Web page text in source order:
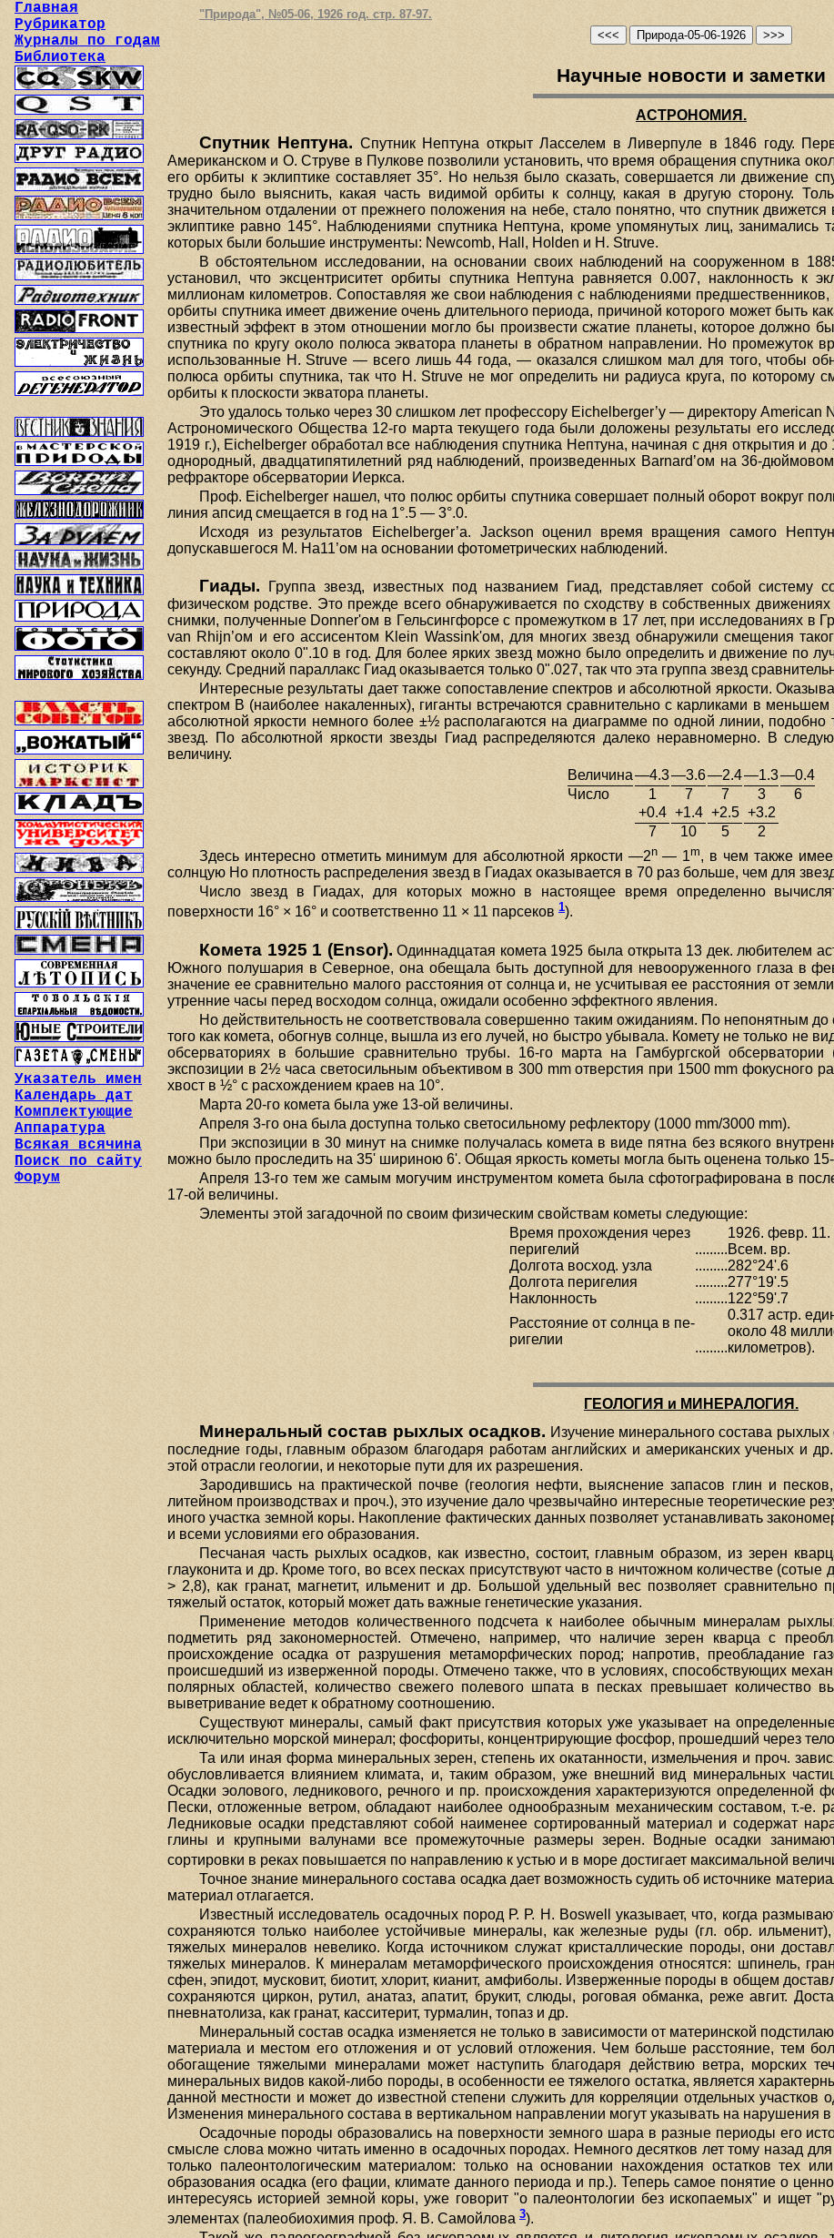
Главная
Рубрикатор
Журналы по годам
Библиотека
Указатель имен
Календарь дат
Комплектующие
Аппаратура
Всякая всячина
Поиск по сайту
Форум
"Природа", №05-06, 1926 год. стр. 87-97.
Научные новости и заметки
АСТРОНОМИЯ.
Спутник Нептуна. Спутник Нептуна открыт Ласселем в Ливерпуле в 1846 году.
Американском и О. Струве в Пулкове позволили установить, что время обращения спутника
его орбиты к эклиптике составляет 35°. Но нельзя было сказать, совершается ли движение
трудно было выяснить, какая часть видимой орбиты к солнцу, какая в другую сторону.
значительном отдалении от прежнего положения на небе, стало понятно, что спутник
эклиптике равно 145°. Наблюдениями спутника Нептуна, кроме упомянутых лиц,
которых были большие инструменты: Newcomb, Hall, Holden и Н. Struve.
В обстоятельном исследовании, на основании своих наблюдений на сооруженном в
установил, что эксцентриситет орбиты спутника Нептуна равняется 0.007, наклонность к
миллионам километров. Сопоставляя же свои наблюдения с наблюдениями предшественников,
орбиты спутника имеет движение очень длительного периода, причиной которого может быть
известный эффект в этом отношении могло бы произвести сжатие планеты, которое должно
спутника по кругу около полюса экватора планеты в обратном направлении. Но промежуток
использованные Н. Struve — всего лишь 44 года, — оказался слишком мал для того, чтобы
полюса орбиты спутника, так что Н. Struve не мог определить ни радиуса круга, по которому
орбиты к плоскости экватора планеты.
Это удалось только через 30 слишком лет профессору Eichelberger’y — директору American
Астрономического Общества 12-го марта текущего года были доложены результаты его
1919 г.), Eichelberger обработал все наблюдения спутника Нептуна, начиная с дня открытия и
однородный, двадцатипятилетний ряд наблюдений, произведенных Barnard’oм на 36-
рефракторе обсерватории Иеркса.
Проф. Eichelberger нашел, что полюс орбиты спутника совершает полный оборот вокруг
линия апсид смещается в год на 1°.5 — 3°.0.
Исходя из результатов Eichelberger’a. Jackson оценил время вращения самого
допускавшегося М. На11’ом на основании фотометрических наблюдений.
Гиады. Группа звезд, известных под названием Гиад, представляет собой систему
физическом родстве. Это прежде всего обнаруживается по сходству в собственных
снимки, полученные Donner'oм в Гельсингфорсе с промежутком в 17 лет, при исследованиях в
van Rhijn’oм и его ассисентом Klein Wassink'oм, для многих звезд обнаружили смещения
составляют около 0".10 в год. Для более ярких звезд можно было определить и движение по
секунду. Средний параллакс Гиад оказывается только 0".027, так что эта группа звезд
Интересные результаты дает также сопоставление спектров и абсолютной яркости.
спектром В (наиболее накаленных), гиганты встречаются сравнительно с карликами в
абсолютной яркости немного более ±½ располагаются на диаграмме по одной линии,
звезд. По абсолютной яркости звезды Гиад распределяются далеко неравномерно. В
величину.
Величина—4.3—3.6—2.4—1.3—0.4
Число
1 7 7 3
6
+0.4 +1.4 +2.5 +3.2
7
10 5
2
Здесь интересно отметить минимум для абсолютной яркости —2n— 1m, в чем также
солнцую Но плотность распределения звезд в Гиадах оказывается в 70 раз больше, чем для
Число звезд в Гиадах, для которых можно в настоящее время определенно
поверхности 16° × 16° и соответственно 11 × 11 парсеков 1).
Комета 1925 1 (Ensor). Одиннадцатая комета 1925 была открыта 13 дек. любителем
Южного полушария в Северное, она обещала быть доступной для невооруженного глаза в
значение ее сравнительно малого расстояния от солнца и, не усчитывая ее расстояния от
утренние часы перед восходом солнца, ожидали особенно эффектного явления.
Но действительность не соответствовала совершенно таким ожиданиям. По непонятным
того как комета, обогнув солнце, вышла из его лучей, но быстро убывала. Комету не только не
обсерваториях в большие сравнительно трубы. 16-го марта на Гамбургской
экспозиции в 2½ часа светосильным объективом в 300 mm отверстия при 1500 mm фокусного
хвост в ½° с расхождением краев на 10°.
Марта 20-го комета была уже 13-ой величины.
Апреля 3-го она была доступна только светосильному рефлектору (1000 mm/3000 mm).
При экспозиции в 30 минут на снимке получалась комета в виде пятна без всякого
можно было проследить на 35' шириною 6'. Общая яркость кометы могла быть оценена только
Апреля 13-го тем же самым могучим инструментом комета была сфотографирована в
17-ой величины.
Элементы этой загадочной по своим физическим свойствам кометы следующие:
Время прохождения через
перигелий
.........
1926. февр. 11.
Всем. вр.
Долгота восход. узла
.........282°24'.6
Долгота перигелия
.........277°19'.5
Наклонность
.........122°59'.7
Расстояние от солнца в пе-
ригелии
.........
0.317 астр.
около 48
километров).
ГЕОЛОГИЯ и МИНЕРАЛОГИЯ.
Минеральный состав рыхлых осадков. Изучение минерального состава
последние годы, главным образом благодаря работам английских и американских ученых и
этой отрасли геологии, и некоторые пути для их разрешения.
Зародившись на практической почве (геология нефти, выяснение запасов глин и
литейном производствах и проч.), это изучение дало чрезвычайно интересные теоретические
иного участка земной коры. Накопление фактических данных позволяет устанавливать
и всеми условиями его образования.
Песчаная часть рыхлых осадков, как известно, состоит, главным образом, из зерен
глауконита и др. Кроме того, во всех песках присутствуют часто в ничтожном количестве
> 2,8), как гранат, магнетит, ильменит и др. Большой удельный вес позволяет сравнительно
тяжелый остаток, который может дать важные генетические указания.
Применение методов количественного подсчета к наиболее обычным минералам
подметить ряд закономерностей. Отмечено, например, что наличие зерен кварца с
происхождение осадка от разрушения метаморфических пород; напротив, преобладание
происшедший из изверженной породы. Отмечено также, что в условиях, способствующих
полярных областей, количество свежего полевого шпата в песках превышает количество
выветривание ведет к обратному соотношению.
Существуют минералы, самый факт присутствия которых уже указывает на
исключительно морской минерал; фосфориты, концентрирующие фосфор, прошедший через
Та или иная форма минеральных зерен, степень их окатанности, измельчения и проч.
обусловливается влиянием климата, и, таким образом, уже внешний вид минеральных
Осадки эолового, ледникового, речного и пр. происхождения характеризуются
Пески, отложенные ветром, обладают наиболее однообразным механическим составом, т.-е.
Ледниковые осадки представляют собой наименее сортированный материал и содержат
глины и крупными валунами все промежуточные размеры зерен. Водные осадки
сортировки в реках повышается по направлению к устью и в море достигает максимальной
Точное знание минерального состава осадка дает возможность судить об источнике
материал отлагается.
Известный исследователь осадочных пород Р. Р. Н. Boswell указывает, что, когда
сохраняются только наиболее устойчивые минералы, как железные руды (гл. обр.
тяжелых минералов невелико. Когда источником служат кристаллические породы, они
тяжелых минералов. К минералам метаморфического происхождения относятся: шпинель,
сфен, эпидот, мусковит, биотит, хлорит, кианит, амфиболы. Изверженные породы в общем
сохраняются циркон, рутил, анатаз, апатит, брукит, слюды, роговая обманка, реже авгит.
пневнатолиза, как гранат, касситерит, турмалин, топаз и др.
Минеральный состав осадка изменяется не только в зависимости от материнской
материала и местом его отложения и от условий отложения. Чем больше расстояние, тем
обогащение тяжелыми минералами может наступить благодаря действию ветра, морских
минеральных видов какой-либо породы, в особенности ее тяжелого остатка, является
данной местности и может до известной степени служить для корреляции отдельных участков
Изменения минерального состава в вертикальном направлении могут указывать на нарушения
Осадочные породы образовались на поверхности земного шара в разные периоды его
смысле слова можно читать именно в осадочных породах. Немного десятков лет тому назад
только палеонтологическим материалом: только на основании нахождения остатков тех
образования осадка (его фации, климате данного периода и пр.). Теперь самое понятие о
интересуясь историей земной коры, уже говорит "о палеонтологии без ископаемых" и ищет
элементах (палеобиохимия проф. Я. В. Самойлова 3).